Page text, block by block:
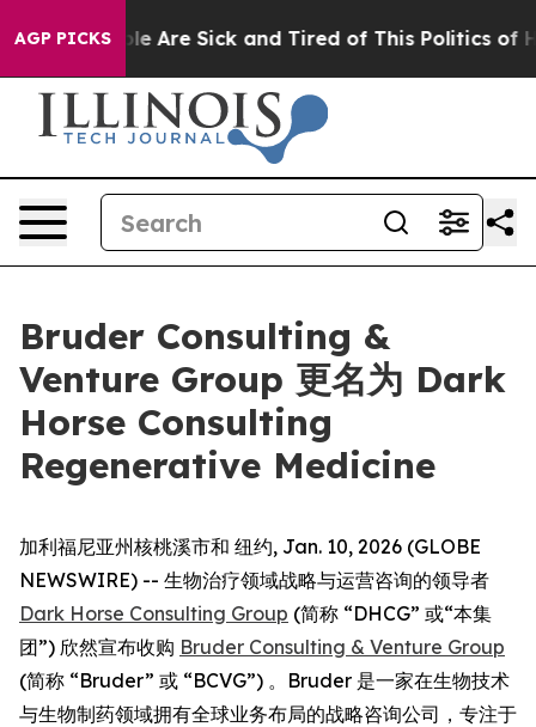
AGP PICKS
“People Are Sick and Tired of This Politics of
Bruder Consulting &
Venture Group 更名为 Dark
Horse Consulting
Regenerative Medicine
加利福尼亚州核桃溪市和 纽约, Jan. 10, 2026 (GLOBE
NEWSWIRE) -- 生物治疗领域战略与运营咨询的领导者
Dark Horse Consulting Group (简称 “DHCG” 或“本集
团”) 欣然宣布收购 Bruder Consulting & Venture Group
(简称 “Bruder” 或 “BCVG”) 。Bruder 是一家在生物技术
与生物制药领域拥有全球业务布局的战略咨询公司，专注于